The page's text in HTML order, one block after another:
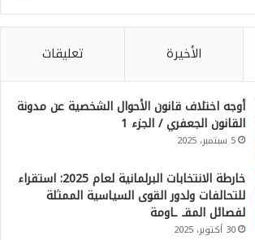
الأخيرة تعليقات
أوجه اختلاف قانون الأحوال الشخصية عن مدونة
القانون الجعفري / الجزء 1
5 سبتمبر، 2025
خارطة الانتخابات البرلمانية لعام 2025: استقراء
للتحالفات ولدور القوى السياسية الممثلة
لفصائل المقـ ـاومة
30 أكتوبر، 2025